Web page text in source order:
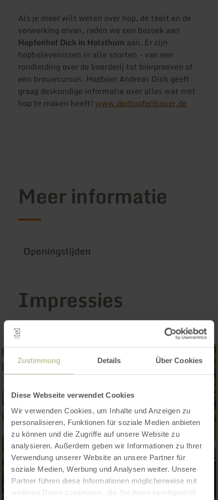
Zustimmung Details Über Cookies
Diese Webseite verwendet Cookies
Wir verwenden Cookies, um Inhalte und Anzeigen zu
personalisieren, Funktionen für soziale Medien anbieten
zu können und die Zugriffe auf unsere Website zu
analysieren. Außerdem geben wir Informationen zu Ihrer
Verwendung unserer Website an unsere Partner für
soziale Medien, Werbung und Analysen weiter. Unsere
Partner führen diese Informationen möglicherweise mit
weiteren Daten zusammen, die Sie ihnen bereitgestellt
Als je meer wilt weten over hop, de teelt en de
verwerking ervan, raden we een bezoek aan
Hopfenhof Dick in Holsthum aan. Er zijn
hopbelevenissen in alle soorten - van een
rondleiding over de boerderij tot bierproeven of
een brouwcursus. Hopboer Andreas Dick geeft
graag deskundige informatie over alles wat met
hop te maken heeft! www.derhopfenbauer.de
Meer informatie
Openingstijden
Impressies